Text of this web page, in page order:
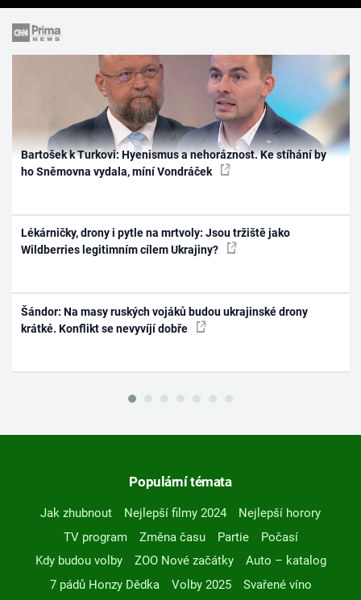
Bartošek k Turkovi: Hyenismus a nehoráznost. Ke stíhání by
ho Sněmovna vydala, míní Vondráček
Lékárničky, drony i pytle na mrtvoly: Jsou tržiště jako
Wildberries legitimním cílem Ukrajiny?
Šándor: Na masy ruských vojáků budou ukrajinské drony
krátké. Konflikt se nevyvíjí dobře
Populární témata
Jak zhubnout Nejlepší filmy 2024
Nejlepší horory
TV program
Změna času Partie
Počasí
Kdy budou volby
ZOO Nové začátky
Auto – katalog
7 pádů Honzy Dědka
Volby 2025
Svařené víno